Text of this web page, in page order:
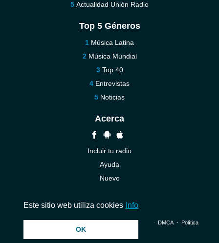
Actualidad Unión Radio
Top 5 Géneros
Música Latina
Música Mundial
Top 40
Entrevistas
Noticias
Acerca
Incluir tu radio
Ayuda
Nuevo
© 2026 InstantAudio. Reservados todos los derechos. ・ DMCA・ Política
Este sitio web utiliza cookies Info
OK